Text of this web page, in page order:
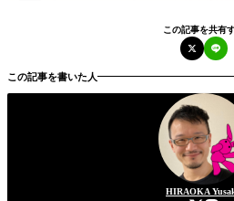
この記事を共有
この記事を書いた人
HIRAOKA